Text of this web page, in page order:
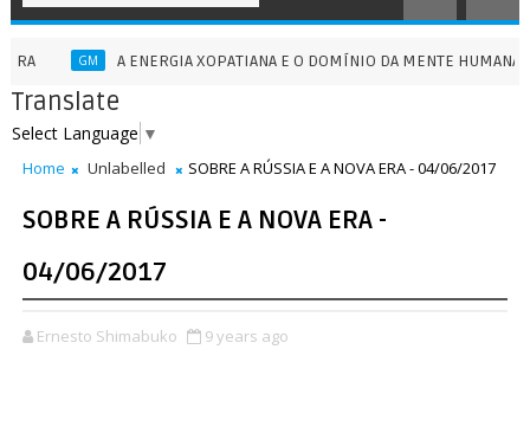
GM A ENERGIA XOPATIANA E O DOMÍNIO DA MENTE HUMANA - 13/07/
Translate
Select Language ▼
Home Unlabelled SOBRE A RÚSSIA E A NOVA ERA - 04/06/2017
SOBRE A RÚSSIA E A NOVA ERA -
04/06/2017
Ernesto Shimabuko 9 years ago